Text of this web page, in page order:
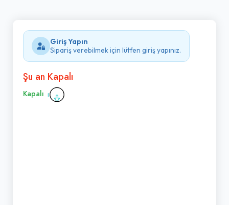
Giriş Yapın
Sipariş verebilmek için lütfen giriş yapınız.
Şu an Kapalı
Kapalı